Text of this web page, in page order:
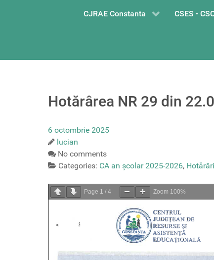
CJRAE Constanta CSES -
Hotărârea NR 29 din
6 octombrie 2025
lucian
No comments
Categories: CA an școlar 2025-2026,
Page 1 / 4 Zoom 100%